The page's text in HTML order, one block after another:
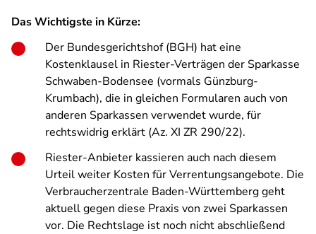
Das Wichtigste in Kürze:
Der Bundesgerichtshof (BGH) hat eine
Kostenklausel in Riester-Verträgen der Sparkasse
Schwaben-Bodensee (vormals Günzburg-
Krumbach), die in gleichen Formularen auch von
anderen Sparkassen verwendet wurde, für
rechtswidrig erklärt (Az. XI ZR 290/22).
Riester-Anbieter kassieren auch nach diesem
Urteil weiter Kosten für Verrentungsangebote. Die
Verbraucherzentrale Baden-Württemberg geht
aktuell gegen diese Praxis von zwei Sparkassen
vor. Die Rechtslage ist noch nicht abschließend